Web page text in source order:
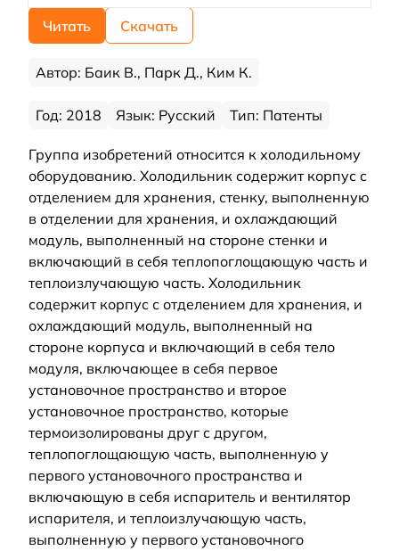
Читать Скачать
Автор: Баик В., Парк Д., Ким К.
Год: 2018 Язык: Русский Тип: Патенты
Группа изобретений относится к холодильному
оборудованию. Холодильник содержит корпус с
отделением для хранения, стенку, выполненную
в отделении для хранения, и охлаждающий
модуль, выполненный на стороне стенки и
включающий в себя теплопоглощающую часть и
теплоизлучающую часть. Холодильник
содержит корпус с отделением для хранения, и
охлаждающий модуль, выполненный на
стороне корпуса и включающий в себя тело
модуля, включающее в себя первое
установочное пространство и второе
установочное пространство, которые
термоизолированы друг с другом,
теплопоглощающую часть, выполненную у
первого установочного пространства и
включающую в себя испаритель и вентилятор
испарителя, и теплоизлучающую часть,
выполненную у первого установочного